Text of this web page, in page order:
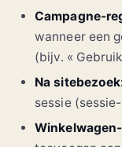
Campagne-
wanneer een
(bijv. «
Na
sessie